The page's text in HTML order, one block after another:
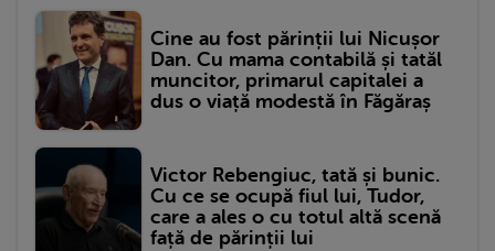
Cine au fost părinții lui Nicușor
Dan. Cu mama contabilă și tatăl
muncitor, primarul capitalei a
dus o viață modestă în Făgăraș
Victor Rebengiuc, tată și bunic.
Cu ce se ocupă fiul lui, Tudor,
care a ales o cu totul altă scenă
față de părinții lui